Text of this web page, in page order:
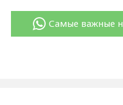
Самые важные